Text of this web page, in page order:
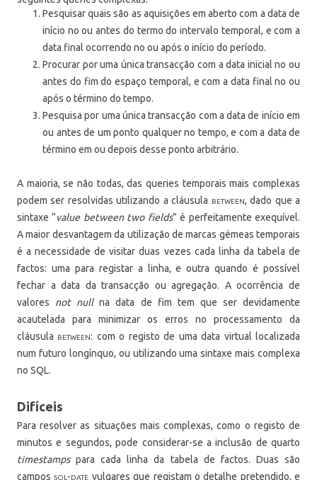
Pesquisar quais são as aquisições em aberto com a data de
início no ou antes do termo do intervalo temporal, e com a
data final ocorrendo no ou após o início do período.
Procurar por uma única transacção com a data inicial no ou
antes do fim do espaço temporal, e com a data final no ou
após o término do tempo.
Pesquisa por uma única transacção com a data de início em
ou antes de um ponto qualquer no tempo, e com a data de
término em ou depois desse ponto arbitrário.
A maioria, se não todas, das queries temporais mais complexas
podem ser resolvidas utilizando a cláusula between, dado que a
sintaxe “value between two fields” é perfeitamente exequível.
A maior desvantagem da utilização de marcas gémeas temporais
é a necessidade de visitar duas vezes cada linha da tabela de
factos: uma para registar a linha, e outra quando é possível
fechar a data da transacção ou agregação. A ocorrência de
valores not nullna data de fim tem que ser devidamente
acautelada para minimizar os erros no processamento da
cláusula between: com o registo de uma data virtual localizada
num futuro longínquo, ou utilizando uma sintaxe mais complexa
no SQL.
Difíceis
Para resolver as situações mais complexas, como o registo de
minutos e segundos, pode considerar-se a inclusão de quarto
timestampspara cada linha da tabela de factos. Duas são
campossql-date vulgares que registam o detalhe pretendido, e